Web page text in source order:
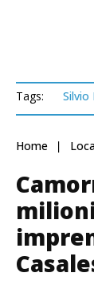
Tags: Silvio
Home